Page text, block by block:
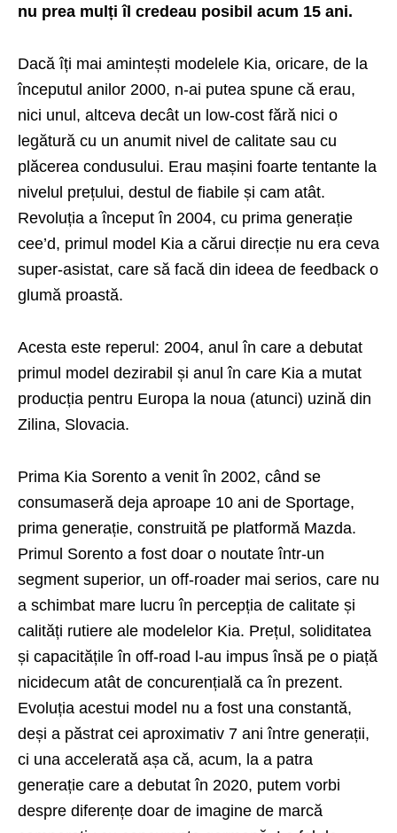
nu prea mulți îl credeau posibil acum 15 ani.
Dacă îți mai amintești modelele Kia, oricare, de la
începutul anilor 2000, n-ai putea spune că erau,
nici unul, altceva decât un low-cost fără nici o
legătură cu un anumit nivel de calitate sau cu
plăcerea condusului. Erau mașini foarte tentante la
nivelul prețului, destul de fiabile și cam atât.
Revoluția a început în 2004, cu prima generație
cee’d, primul model Kia a cărui direcție nu era ceva
super-asistat, care să facă din ideea de feedback o
glumă proastă.
Acesta este reperul: 2004, anul în care a debutat
primul model dezirabil și anul în care Kia a mutat
producția pentru Europa la noua (atunci) uzină din
Zilina, Slovacia.
Prima Kia Sorento a venit în 2002, când se
consumaseră deja aproape 10 ani de Sportage,
prima generație, construită pe platformă Mazda.
Primul Sorento a fost doar o noutate într-un
segment superior, un off-roader mai serios, care nu
a schimbat mare lucru în percepția de calitate și
calități rutiere ale modelelor Kia. Prețul, soliditatea
și capacitățile în off-road l-au impus însă pe o piață
nicidecum atât de concurențială ca în prezent.
Evoluția acestui model nu a fost una constantă,
deși a păstrat cei aproximativ 7 ani între generații,
ci una accelerată așa că, acum, la a patra
generație care a debutat în 2020, putem vorbi
despre diferențe doar de imagine de marcă